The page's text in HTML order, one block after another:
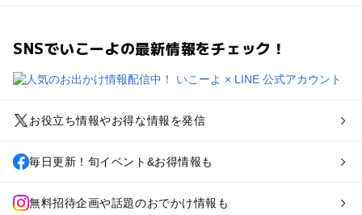
SNSでいこーよの最新情報をチェック！
お役立ち情報やお得な情報を発信
毎日更新！旬イベント&お得情報も
無料招待企画や話題のおでかけ情報も